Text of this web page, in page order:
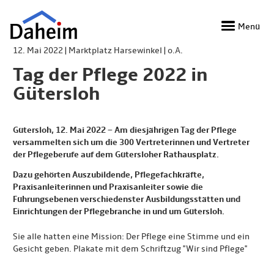
Inhalt
Menü
12. Mai 2022 | Marktplatz Harsewinkel | o.A.
Tag der Pflege 2022 in
Gütersloh
Gütersloh, 12. Mai 2022 – Am diesjährigen Tag der Pflege
versammelten sich um die 300 Vertreterinnen und Vertreter
der Pflegeberufe auf dem Gütersloher Rathausplatz.
Dazu gehörten Auszubildende, Pflegefachkräfte,
Praxisanleiterinnen und Praxisanleiter sowie die
Führungsebenen verschiedenster Ausbildungsstätten und
Einrichtungen der Pflegebranche in und um Gütersloh.
Sie alle hatten eine Mission: Der Pflege eine Stimme und ein
Gesicht geben. Plakate mit dem Schriftzug "Wir sind Pflege"